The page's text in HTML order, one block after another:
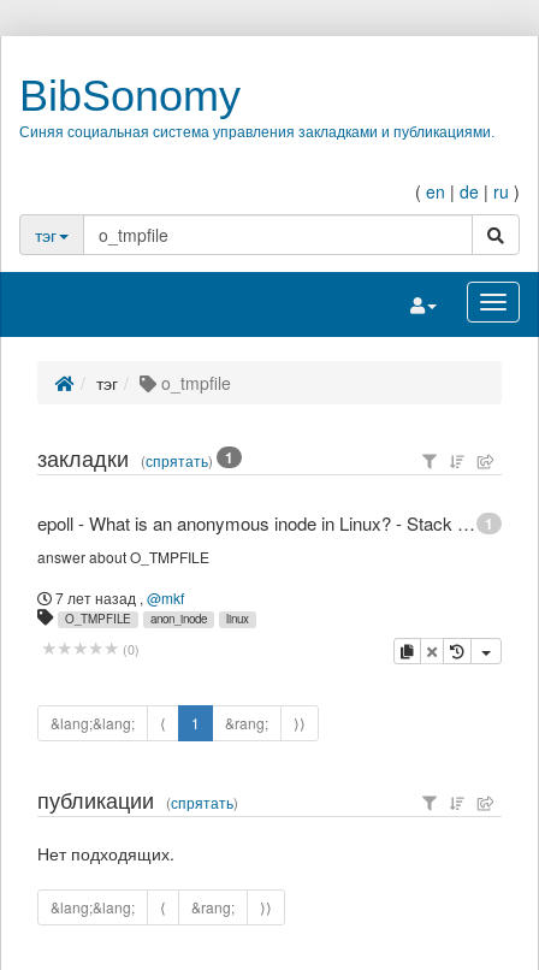
BibSonomy
Синяя социальная система управления закладками и публикациями.
( en | de | ru )
тэг
поиск
Переключить
тэг o_tmpfile
закладки (спрятать) 1
1
epoll - What is an anonymous inode in Linux? - Stack Overflow
answer about O_TMPFILE
7 лет назад , @mkf
O_TMPFILE anon_inode linux
(0) копировать
удалить
&lang;&lang; ⟨ 1 &rang; ⟩⟩
публикации (спрятать)
Нет подходящих.
&lang;&lang; ⟨ &rang; ⟩⟩